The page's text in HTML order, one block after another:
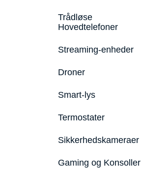
Trådløse
Hovedtelefoner
Streaming-enheder
Droner
Smart-lys
Termostater
Sikkerhedskameraer
Gaming og Konsoller